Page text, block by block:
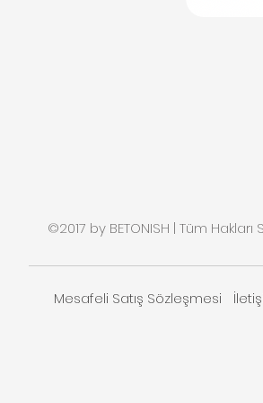
©2017 by BETONISH | Tüm Hakları
Mesafeli Satış Sözleşmesi